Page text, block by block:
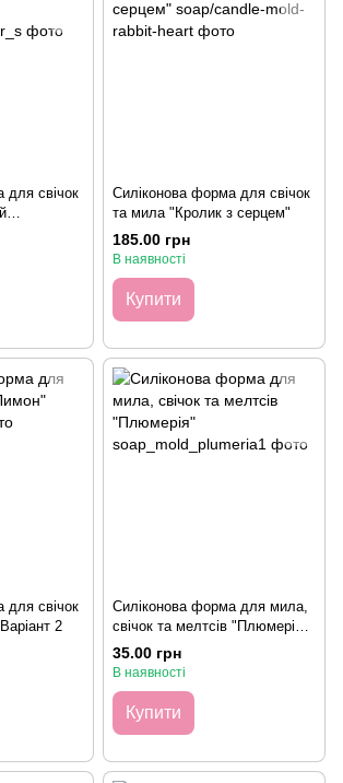
для свічок
Силіконова форма для свічок
та мила "Кролик з серцем"
185.00 грн
В наявності
Купити
для свічок
2
Силіконова форма для мила,
свічок та мелтсів "Плюмерія",
1шт
35.00 грн
В наявності
Купити